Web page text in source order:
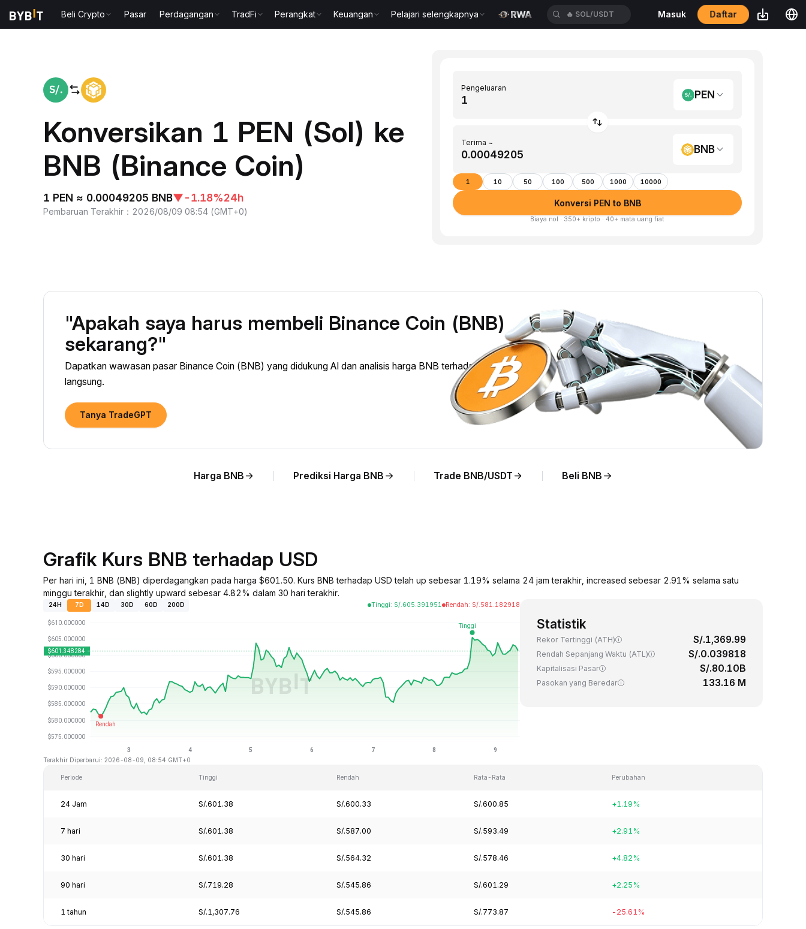
Beli Crypto Pasar Perdagangan TradFi Perangkat Keuangan Pelajari selengkapnya 🔥 SOL/USDT Masuk Daftar
Konversikan 1 PEN (Sol) ke
BNB (Binance Coin)
1 PEN ≈ 0.00049205 BNB▼-1.18%24h
Pembaruan Terakhir ： 2026/08/09 08:54 (GMT+0)
Pengeluaran
PEN
Terima ~
BNB
1 10 50 100 500 1000 10000
Konversi PEN to BNB
Biaya nol · 350+ kripto · 40+ mata uang fiat
"Apakah saya harus membeli Binance Coin (BNB)
sekarang?"
Dapatkan wawasan pasar Binance Coin (BNB) yang didukung AI dan analisis harga BNB terhadap PEN secara
langsung.
Tanya TradeGPT
Harga BNB Prediksi Harga BNB Trade BNB/USDT Beli BNB
Grafik Kurs BNB terhadap USD
Per hari ini, 1 BNB (BNB) diperdagangkan pada harga $601.50. Kurs BNB terhadap USD telah up sebesar 1.19% selama 24 jam terakhir, increased sebesar 2.91% selama satu
minggu terakhir, dan slightly upward sebesar 4.82% dalam 30 hari terakhir.
24H 7D 14D 30D 60D 200D Tinggi: S/.605.391951 Rendah: S/.581.182918
Terakhir Diperbarui: 2026-08-09, 08:54 GMT+0
Statistik
Rekor Tertinggi (ATH) S/.1,369.99
Rendah Sepanjang Waktu (ATL) S/.0.039818
Kapitalisasi Pasar S/.80.10B
Pasokan yang Beredar 133.16 M
Periode Tinggi Rendah Rata-Rata Perubahan
24 Jam S/.601.38 S/.600.33 S/.600.85 +1.19%
7 hari S/.601.38 S/.587.00 S/.593.49 +2.91%
30 hari S/.601.38 S/.564.32 S/.578.46 +4.82%
90 hari S/.719.28 S/.545.86 S/.601.29 +2.25%
1 tahun S/.1,307.76 S/.545.86 S/.773.87 -25.61%